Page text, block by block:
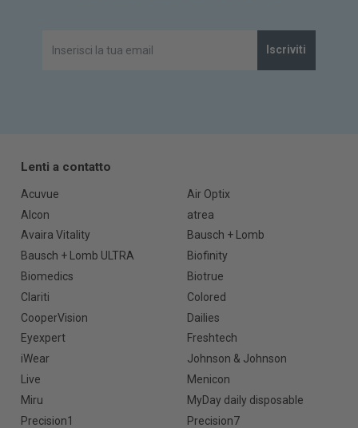
Iscriviti
Lenti a contatto
Acuvue
Air Optix
Alcon
atrea
Avaira Vitality
Bausch + Lomb
Bausch + Lomb ULTRA
Biofinity
Biomedics
Biotrue
Clariti
Colored
CooperVision
Dailies
Eyexpert
Freshtech
iWear
Johnson & Johnson
Live
Menicon
Miru
MyDay daily disposable
Precision1
Precision7